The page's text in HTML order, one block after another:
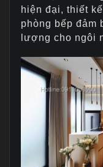
hiện đại, thiết
phòng bếp đảm
lượng cho ngôi